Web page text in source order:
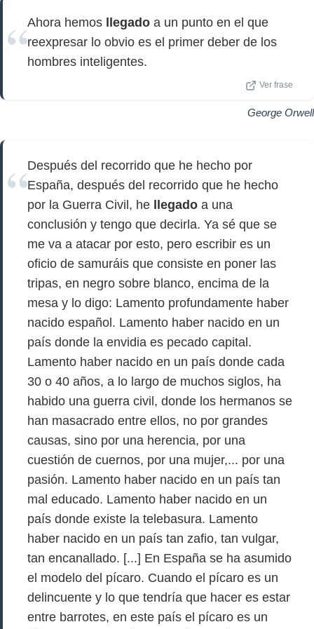
Ahora hemos llegado a un punto en el que
reexpresar lo obvio es el primer deber de los
hombres inteligentes.
Ver frase
George Orwell
Después del recorrido que he hecho por
España, después del recorrido que he hecho
por la Guerra Civil, he
llegado a una
conclusión y tengo que decirla. Ya sé que se
me va a atacar por esto, pero escribir es un
oficio de samuráis que consiste en poner las
tripas, en negro sobre blanco, encima de la
mesa y lo digo: Lamento profundamente haber
nacido español. Lamento haber nacido en un
país donde la envidia es pecado capital.
Lamento haber nacido en un país donde cada
30 o 40 años, a lo largo de muchos siglos, ha
habido una guerra civil, donde los hermanos se
han masacrado entre ellos, no por grandes
causas, sino por una herencia, por una
cuestión de cuernos, por una mujer,... por una
pasión. Lamento haber nacido en un país tan
mal educado. Lamento haber nacido en un
país donde existe la telebasura. Lamento
haber nacido en un país tan zafio, tan vulgar,
tan encanallado. [...] En España se ha asumido
el modelo del pícaro. Cuando el pícaro es un
delincuente y lo que tendría que hacer es estar
entre barrotes, en este país el pícaro es un